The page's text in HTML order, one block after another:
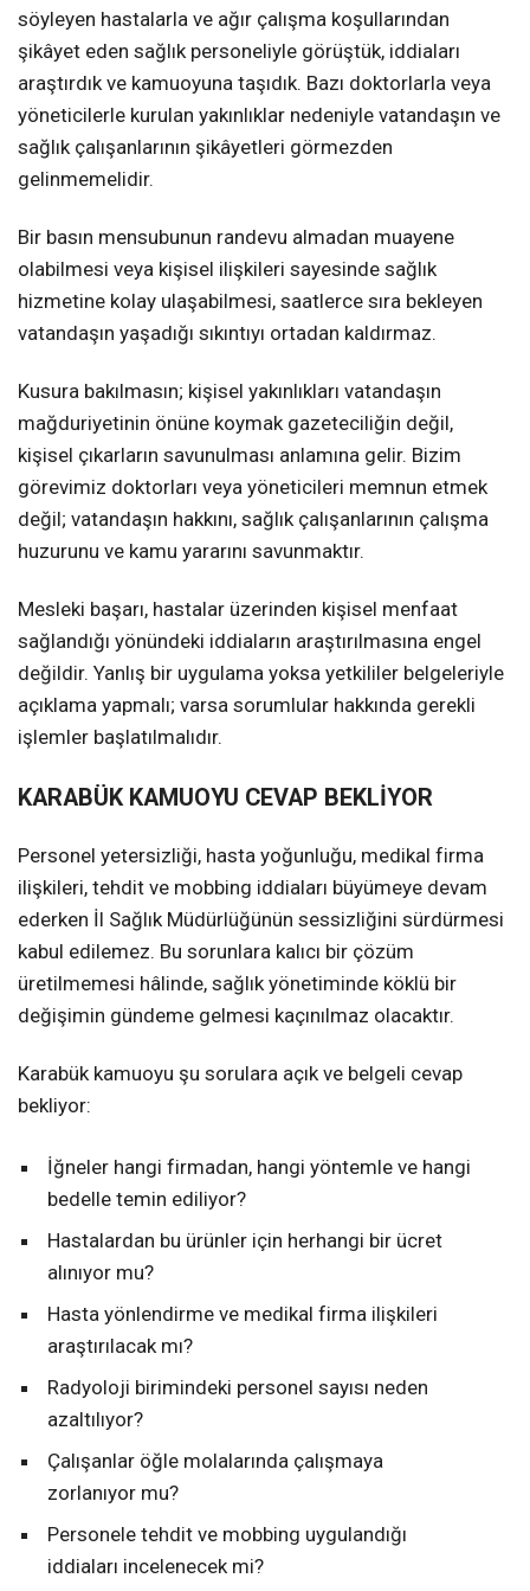
söyleyen hastalarla ve ağır çalışma koşullarından
şikâyet eden sağlık personeliyle görüştük, iddiaları
araştırdık ve kamuoyuna taşıdık. Bazı doktorlarla veya
yöneticilerle kurulan yakınlıklar nedeniyle vatandaşın ve
sağlık çalışanlarının şikâyetleri görmezden
gelinmemelidir.
Bir basın mensubunun randevu almadan muayene
olabilmesi veya kişisel ilişkileri sayesinde sağlık
hizmetine kolay ulaşabilmesi, saatlerce sıra bekleyen
vatandaşın yaşadığı sıkıntıyı ortadan kaldırmaz.
Kusura bakılmasın; kişisel yakınlıkları vatandaşın
mağduriyetinin önüne koymak gazeteciliğin değil,
kişisel çıkarların savunulması anlamına gelir. Bizim
görevimiz doktorları veya yöneticileri memnun etmek
değil; vatandaşın hakkını, sağlık çalışanlarının çalışma
huzurunu ve kamu yararını savunmaktır.
Mesleki başarı, hastalar üzerinden kişisel menfaat
sağlandığı yönündeki iddiaların araştırılmasına engel
değildir. Yanlış bir uygulama yoksa yetkililer belgeleriyle
açıklama yapmalı; varsa sorumlular hakkında gerekli
işlemler başlatılmalıdır.
KARABÜK KAMUOYU CEVAP BEKLİYOR
Personel yetersizliği, hasta yoğunluğu, medikal firma
ilişkileri, tehdit ve mobbing iddiaları büyümeye devam
ederken İl Sağlık Müdürlüğünün sessizliğini sürdürmesi
kabul edilemez. Bu sorunlara kalıcı bir çözüm
üretilmemesi hâlinde, sağlık yönetiminde köklü bir
değişimin gündeme gelmesi kaçınılmaz olacaktır.
Karabük kamuoyu şu sorulara açık ve belgeli cevap
bekliyor:
İğneler hangi firmadan, hangi yöntemle ve hangi
bedelle temin ediliyor?
Hastalardan bu ürünler için herhangi bir ücret
alınıyor mu?
Hasta yönlendirme ve medikal firma ilişkileri
araştırılacak mı?
Radyoloji birimindeki personel sayısı neden
azaltılıyor?
Çalışanlar öğle molalarında çalışmaya
zorlanıyor mu?
Personele tehdit ve mobbing uygulandığı
iddiaları incelenecek mi?